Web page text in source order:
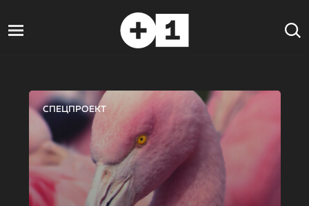
СПЕЦПРОЕКТ